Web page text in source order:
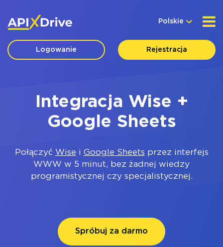
Polskie
Logowanie Rejestracja
Integracja Wise +
Google Sheets
Połączyć Wise i Google Sheets przez interfejs
WWW w 5 minut, bez żadnej wiedzy
programistycznej czy specjalistycznej.
Spróbuj za darmo